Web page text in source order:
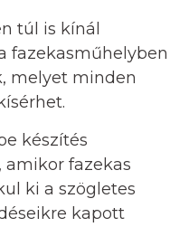
túl is kínál
fazekasműhelyben
melyet minden
készítés
amikor fazekas
ki a szögletes
kapott